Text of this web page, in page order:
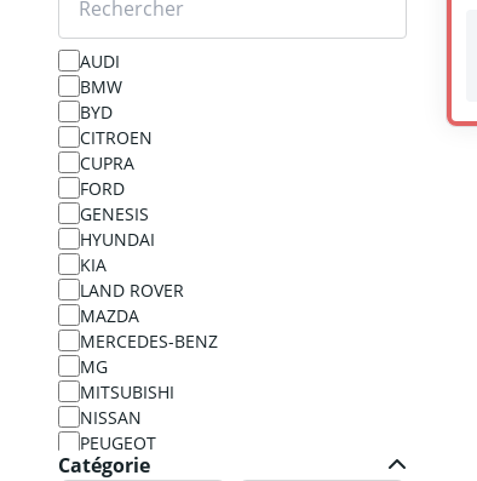
AUDI
BMW
BYD
CITROEN
CUPRA
FORD
GENESIS
HYUNDAI
KIA
LAND ROVER
MAZDA
MERCEDES-BENZ
MG
MITSUBISHI
NISSAN
PEUGEOT
POLESTAR
Catégorie